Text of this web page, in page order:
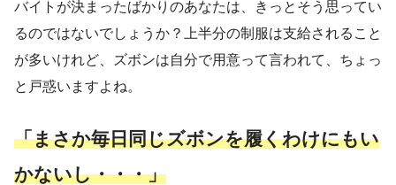
バイトが決まったばかりのあなたは、きっとそう思ってい
るのではないでしょうか？上半分の制服は支給されること
が多いけれど、ズボンは自分で用意って言われて、ちょっ
と戸惑いますよね。
「まさか毎日同じズボンを履くわけにもい
かないし・・・」